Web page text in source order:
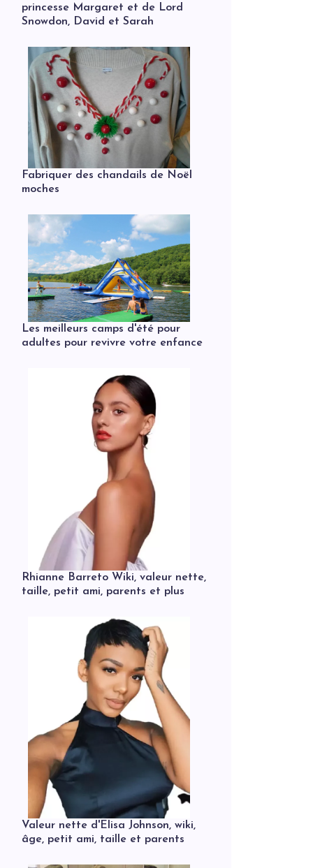
princesse Margaret et de Lord
Snowdon, David et Sarah
Fabriquer des chandails de Noël
moches
Les meilleurs camps d'été pour
adultes pour revivre votre enfance
Rhianne Barreto Wiki, valeur nette,
taille, petit ami, parents et plus
Valeur nette d'Elisa Johnson, wiki,
âge, petit ami, taille et parents